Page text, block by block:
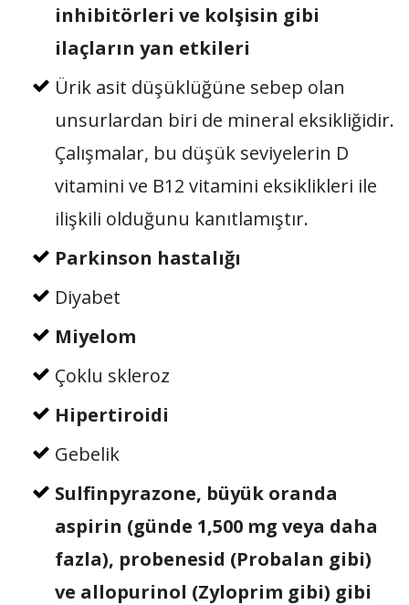
inhibitörleri ve kolşisin gibi
ilaçların yan etkileri
Ürik asit düşüklüğüne sebep olan
unsurlardan biri de mineral eksikliğidir.
Çalışmalar, bu düşük seviyelerin D
vitamini ve B12 vitamini eksiklikleri ile
ilişkili olduğunu kanıtlamıştır.
Parkinson hastalığı
Diyabet
Miyelom
Çoklu skleroz
Hipertiroidi
Gebelik
Sulfinpyrazone, büyük oranda
aspirin (günde 1,500 mg veya daha
fazla), probenesid (Probalan gibi)
ve allopurinol (Zyloprim gibi) gibi